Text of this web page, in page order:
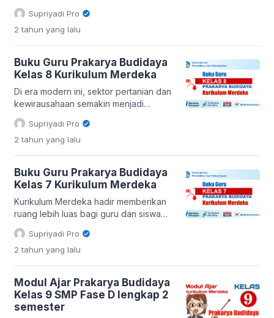
alat bantu yang akan kita bahas: […]
penting bagi guru dalam memberikan
materi prakarya yang berbasis
budidaya. Buku ini tidak hanya
siswa, tetapi juga mencakup metode
pengajaran yang kreatif dan inovatif
untuk memaksimalkan pemahaman
siswa terhadap materi. Isi Buku yang
Menyeluruh Dalam Buku […]
Supriyadi Pro
2 tahun yang lalu
Buku Guru Prakarya Budidaya
Kelas 8 Kurikulum Merdeka
Di era modern ini, sektor pertanian dan
kewirausahaan semakin menjadi
sorotan. Untuk mempersiapkan
generasi muda menghadapi tantangan
masa depan, pendidikan prakarya
hadir sebagai panduan esensial bagi
para pendidik untuk membimbing siswa
memahami dan mengapresiasi dunia
pertanian, serta mengembangkan jiwa
kewirausahaan mereka. Lebih dari
Sekadar Teori, […]
Supriyadi Pro
2 tahun yang lalu
Buku Guru Prakarya Budidaya
Kelas 7 Kurikulum Merdeka
Kurikulum Merdeka hadir memberikan
ruang lebih luas bagi guru dan siswa
untuk berkreasi dan mengembangkan
potensi diri. Salah satu mata pelajaran
yang turut merasakan dampak positif
Budidaya Kelas 7 Kurikulum Merdeka
hadir sebagai panduan esensial bagi
para pendidik untuk mengarungi lautan
Supriyadi Pro
2 tahun yang lalu
Modul Ajar Prakarya Budidaya
Kelas 9 SMP Fase D lengkap 2
semester